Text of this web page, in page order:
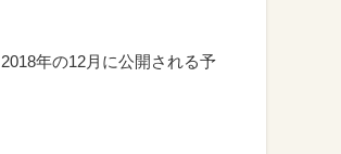
年の12月に公開される予